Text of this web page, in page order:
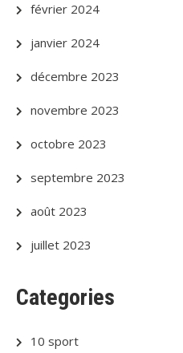
février 2024
janvier 2024
décembre 2023
novembre 2023
octobre 2023
septembre 2023
août 2023
juillet 2023
Categories
10 sport